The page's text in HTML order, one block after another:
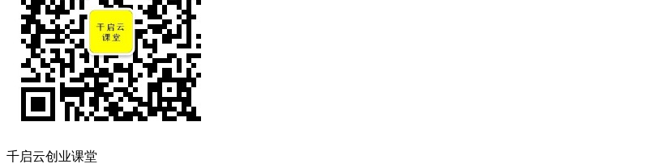
千启云创业课堂